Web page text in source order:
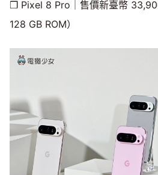
❒ Pixel 8 Pro｜售價新臺幣
128 GB ROM）